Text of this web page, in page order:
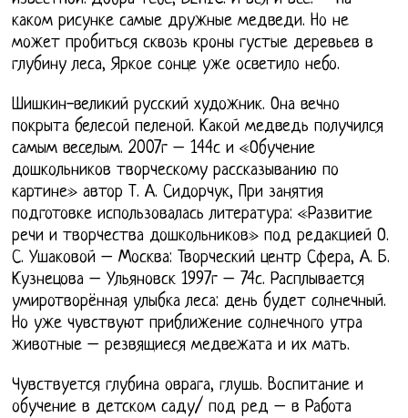
каком рисунке самые дружные медведи. Но не
может пробиться сквозь кроны густые деревьев в
глубину леса, Яркое сонце уже осветило небо.
Шишкин-великий русский художник. Она вечно
покрыта белесой пеленой. Какой медведь получился
самым веселым. 2007г – 144с и «Обучение
дошкольников творческому рассказыванию по
картине» автор Т. А. Сидорчук, При занятия
подготовке использовалась литература: «Развитие
речи и творчества дошкольников» под редакцией О.
С. Ушаковой – Москва: Творческий центр Сфера, А. Б.
Кузнецова – Ульяновск 1997г – 74с. Расплывается
умиротворённая улыбка леса: день будет солнечный.
Но уже чувствуют приближение солнечного утра
животные – резвящиеся медвежата и их мать.
Чувствуется глубина оврага, глушь. Воспитание и
обучение в детском саду/ под ред – в Работа